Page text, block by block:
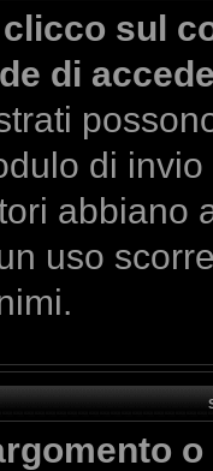
sul
di
di
abbiano
uso